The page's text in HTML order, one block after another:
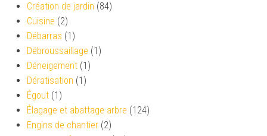
Création de jardin (84)
Cuisine (2)
Débarras (1)
Débroussaillage (1)
Déneigement (1)
Dératisation (1)
Égout (1)
Élagage et abattage arbre (124)
Engins de chantier (2)